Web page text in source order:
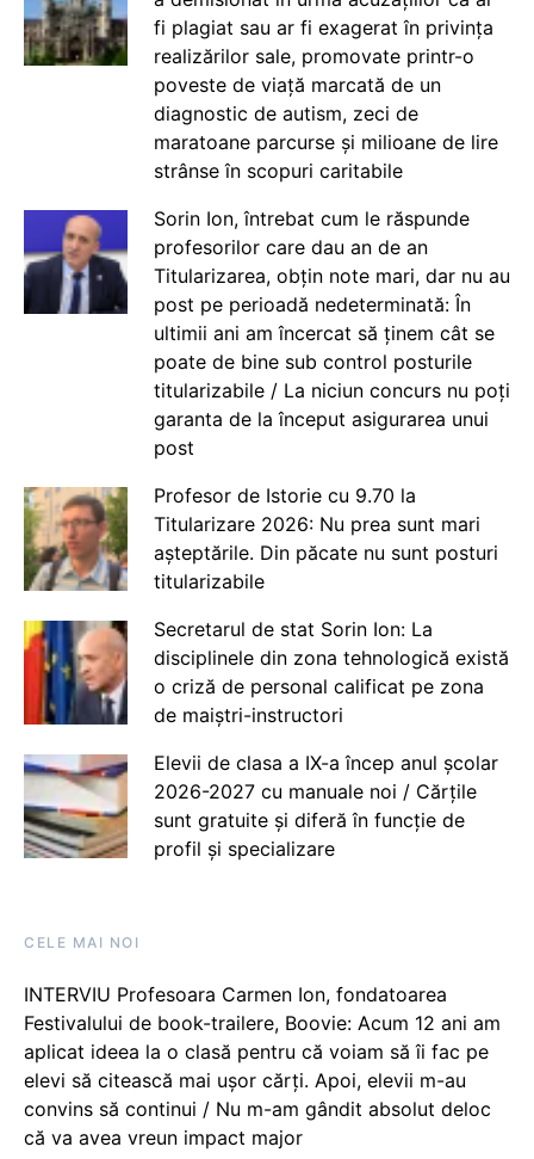
fi plagiat sau ar fi exagerat în privința
realizărilor sale, promovate printr-o
poveste de viață marcată de un
diagnostic de autism, zeci de
maratoane parcurse și milioane de lire
strânse în scopuri caritabile
Sorin Ion, întrebat cum le răspunde
profesorilor care dau an de an
Titularizarea, obțin note mari, dar nu au
post pe perioadă nedeterminată: În
ultimii ani am încercat să ținem cât se
poate de bine sub control posturile
titularizabile / La niciun concurs nu poți
garanta de la început asigurarea unui
post
Profesor de Istorie cu 9.70 la
Titularizare 2026: Nu prea sunt mari
așteptările. Din păcate nu sunt posturi
titularizabile
Secretarul de stat Sorin Ion: La
disciplinele din zona tehnologică există
o criză de personal calificat pe zona
de maiștri-instructori
Elevii de clasa a IX-a încep anul școlar
2026-2027 cu manuale noi / Cărțile
sunt gratuite și diferă în funcție de
profil și specializare
CELE MAI NOI
INTERVIU Profesoara Carmen Ion, fondatoarea
Festivalului de book-trailere, Boovie: Acum 12 ani am
aplicat ideea la o clasă pentru că voiam să îi fac pe
elevi să citească mai ușor cărți. Apoi, elevii m-au
convins să continui / Nu m-am gândit absolut deloc
că va avea vreun impact major